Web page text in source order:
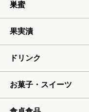
5月
6月
巣蜜
果実漬
ドリンク
お菓子・スイーツ